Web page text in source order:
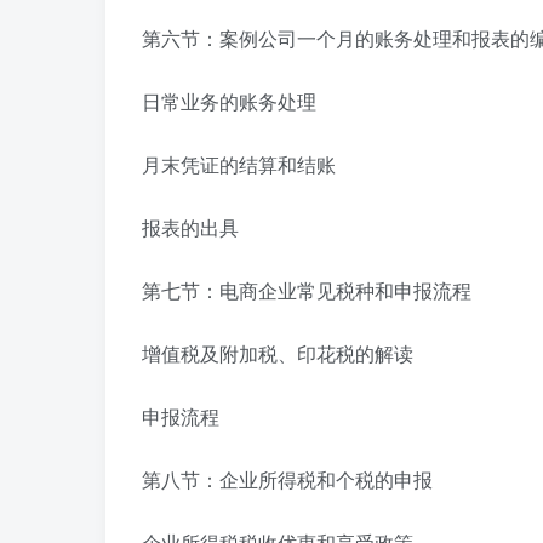
第六节：案例公司一个月的账务处理和报表的
日常业务的账务处理
月末凭证的结算和结账
报表的出具
第七节：电商企业常见税种和申报流程
增值税及附加税、印花税的解读
申报流程
第八节：企业所得税和个税的申报